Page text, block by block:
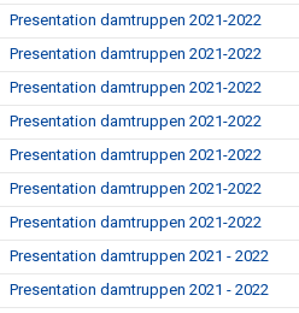
Presentation damtruppen 2021-2022
Presentation damtruppen 2021-2022
Presentation damtruppen 2021-2022
Presentation damtruppen 2021-2022
Presentation damtruppen 2021-2022
Presentation damtruppen 2021-2022
Presentation damtruppen 2021-2022
Presentation damtruppen 2021 - 2022
Presentation damtruppen 2021 - 2022